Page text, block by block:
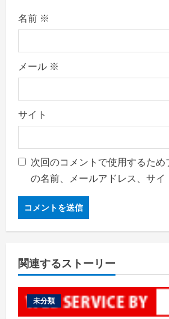
名前 ※
メール ※
サイト
次回のコメントで使用するた
の名前、メールアドレス、サイ
関連するストーリー
未分類